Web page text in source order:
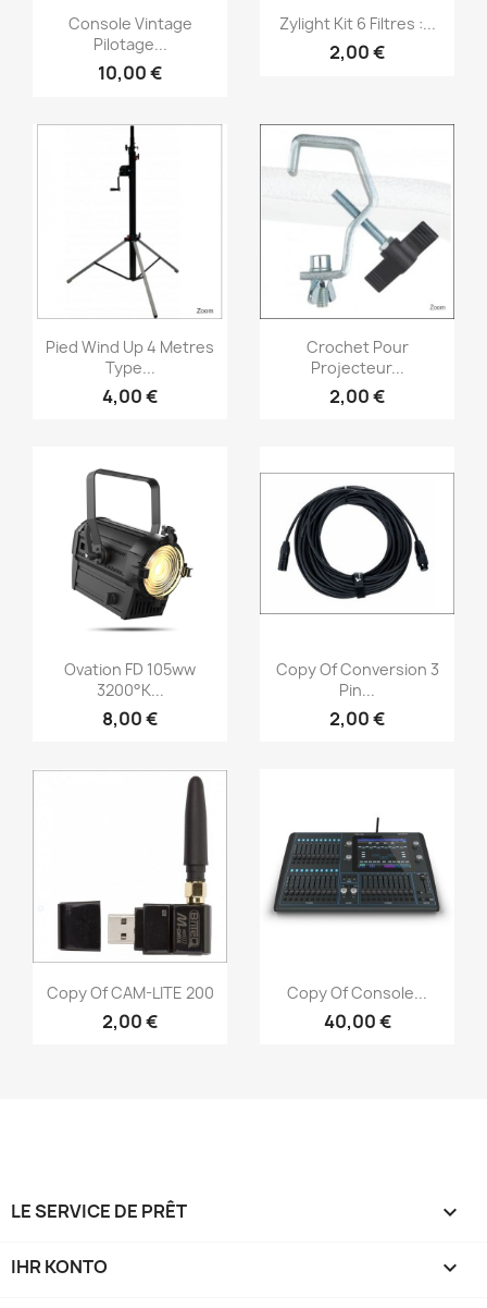
Vorschau
Console Vintage
Pilotage...
10,00 €
Vorschau
Zylight Kit 6 Filtres :...
2,00 €
Vorschau
Pied Wind Up 4 Metres
Type...
4,00 €
Vorschau
Crochet Pour
Projecteur...
2,00 €
Vorschau
Ovation FD 105ww
3200°K...
8,00 €
Vorschau
Copy Of Conversion 3
Pin...
2,00 €
Vorschau
Copy Of CAM-LITE 200
2,00 €
Vorschau
Copy Of Console...
40,00 €
LE SERVICE DE PRÊT 
IHR KONTO 